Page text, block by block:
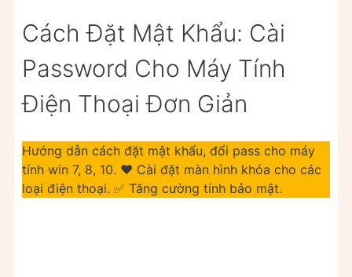
Cách Đặt Mật Khẩu: Cài
Password Cho Máy Tính
Điện Thoại Đơn Giản
Hướng dẫn cách đặt mật khẩu, đổi pass cho máy
tính win 7, 8, 10. ❤️ Cài đặt màn hình khóa cho các
loại điện thoại. ✅ Tăng cường tính bảo mật.